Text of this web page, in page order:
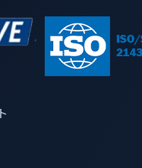
Linux」
高水準の品質とコンプ
を経ており、自動車メ